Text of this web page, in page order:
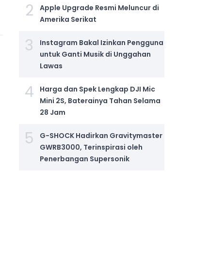
2
Apple Upgrade Resmi Meluncur di
Amerika Serikat
3
Instagram Bakal Izinkan Pengguna
untuk Ganti Musik di Unggahan
Lawas
4
Harga dan Spek Lengkap DJI Mic
Mini 2S, Baterainya Tahan Selama
28 Jam
5
G-SHOCK Hadirkan Gravitymaster
GWRB3000, Terinspirasi oleh
Penerbangan Supersonik